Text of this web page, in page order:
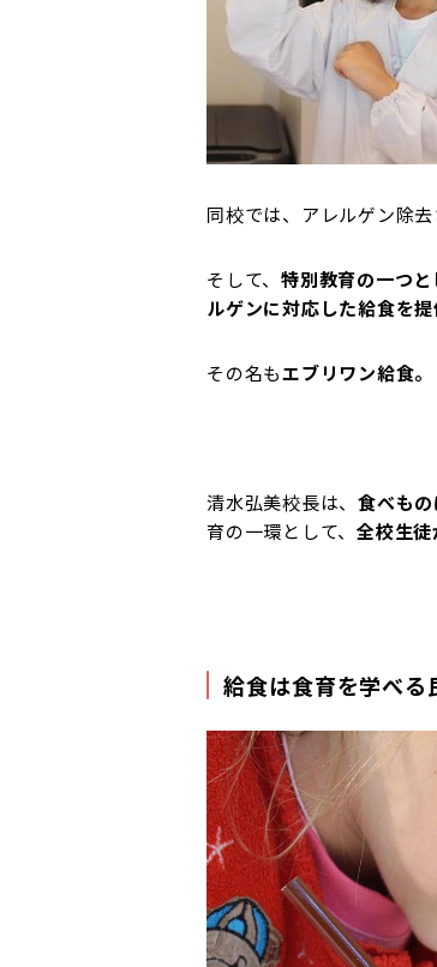
同校では、アレルゲン除
そして、 特別教育の一つ
ルゲンに対応した給食を
その名もエブリワン給食。
清水弘美校長は、 食べも
育の一環として、 全校生
給食は食育を学べる